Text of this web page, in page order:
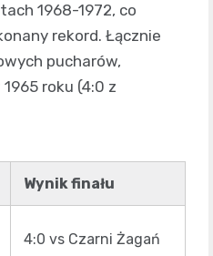
1968-1972, co
rekord. Łącznie
pucharów,
roku (4:0 z
Wynik finału
4:0 vs Czarni Żagań